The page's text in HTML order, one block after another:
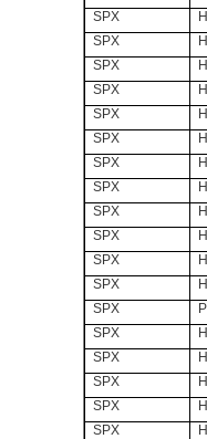
SPX
SPX
SPX
SPX
SPX
SPX
SPX
SPX
SPX
SPX
SPX
SPX
SPX
SPX
SPX
SPX
SPX
SPX